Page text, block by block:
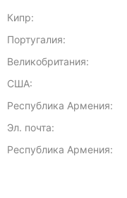
Кипр:
Португалия:
Великобритания:
США:
Республика Армения:
Эл. почта:
Республика Армения: